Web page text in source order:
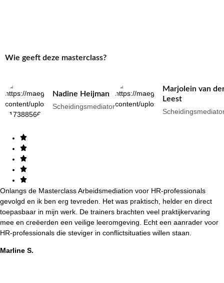
Wie geeft deze masterclass?
Nadine Heijman
Scheidingsmediator
Marjolein van
Leest
Onlangs de Masterclass Arbeidsmediation voor HR-professionals
gevolgd en ik ben erg tevreden. Het was praktisch, helder en direct
toepasbaar in mijn werk. De trainers brachten veel praktijkervaring
mee en creëerden een veilige leeromgeving. Echt een aanrader voor
HR-professionals die steviger in conflictsituaties willen staan.
Marline S.